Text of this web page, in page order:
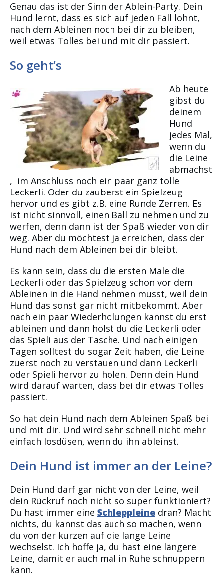
Genau das ist der Sinn der Ablein-Party. Dein
Hund lernt, dass es sich auf jeden Fall lohnt,
nach dem Ableinen noch bei dir zu bleiben,
weil etwas Tolles bei und mit dir passiert.
So geht’s
Ab heute
gibst du
deinem
Hund
jedes Mal,
wenn du
die Leine
abmachst
, im Anschluss noch ein paar ganz tolle
Leckerli. Oder du zauberst ein Spielzeug
hervor und es gibt z.B. eine Runde Zerren. Es
ist nicht sinnvoll, einen Ball zu nehmen und zu
werfen, denn dann ist der Spaß wieder von dir
weg. Aber du möchtest ja erreichen, dass der
Hund nach dem Ableinen bei dir bleibt.
Es kann sein, dass du die ersten Male die
Leckerli oder das Spielzeug schon vor dem
Ableinen in die Hand nehmen musst, weil dein
Hund das sonst gar nicht mitbekommt. Aber
nach ein paar Wiederholungen kannst du erst
ableinen und dann holst du die Leckerli oder
das Spieli aus der Tasche. Und nach einigen
Tagen solltest du sogar Zeit haben, die Leine
zuerst noch zu verstauen und dann Leckerli
oder Spieli hervor zu holen. Denn dein Hund
wird darauf warten, dass bei dir etwas Tolles
passiert.
So hat dein Hund nach dem Ableinen Spaß bei
und mit dir. Und wird sehr schnell nicht mehr
einfach losdüsen, wenn du ihn ableinst.
Dein Hund ist immer an der Leine?
Dein Hund darf gar nicht von der Leine, weil
dein Rückruf noch nicht so super funktioniert?
Du hast immer eine Schleppleine dran? Macht
nichts, du kannst das auch so machen, wenn
du von der kurzen auf die lange Leine
wechselst. Ich hoffe ja, du hast eine längere
Leine, damit er auch mal in Ruhe schnuppern
kann.